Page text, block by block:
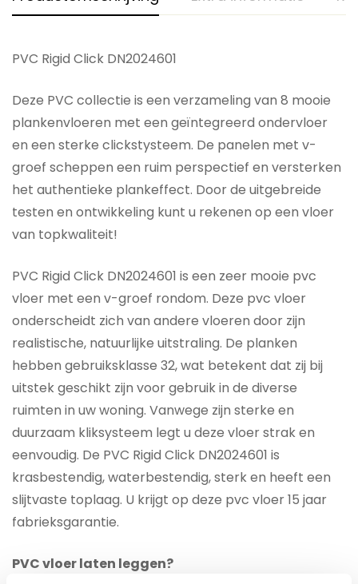
PVC Rigid Click DN2024601
Deze PVC collectie is een verzameling van 8 mooie
plankenvloeren met een geïntegreerd ondervloer
en een sterke clickstysteem. De panelen met v-
groef scheppen een ruim perspectief en versterken
het authentieke plankeffect. Door de uitgebreide
testen en ontwikkeling kunt u rekenen op een vloer
van topkwaliteit!
PVC Rigid Click DN2024601 is een zeer mooie pvc
vloer met een v-groef rondom. Deze pvc vloer
onderscheidt zich van andere vloeren door zijn
realistische, natuurlijke uitstraling. De planken
hebben gebruiksklasse 32, wat betekent dat zij bij
uitstek geschikt zijn voor gebruik in de diverse
ruimten in uw woning. Vanwege zijn sterke en
duurzaam kliksysteem legt u deze vloer strak en
eenvoudig. De PVC Rigid Click DN2024601 is
krasbestendig, waterbestendig, sterk en heeft een
slijtvaste toplaag. U krijgt op deze pvc vloer 15 jaar
fabrieksgarantie.
PVC vloer laten leggen?